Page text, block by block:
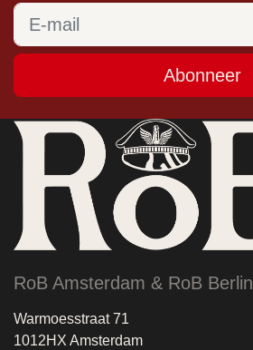
Abonneer
RoB Amsterdam & RoB Berlin
Warmoesstraat 71
1012HX Amsterdam